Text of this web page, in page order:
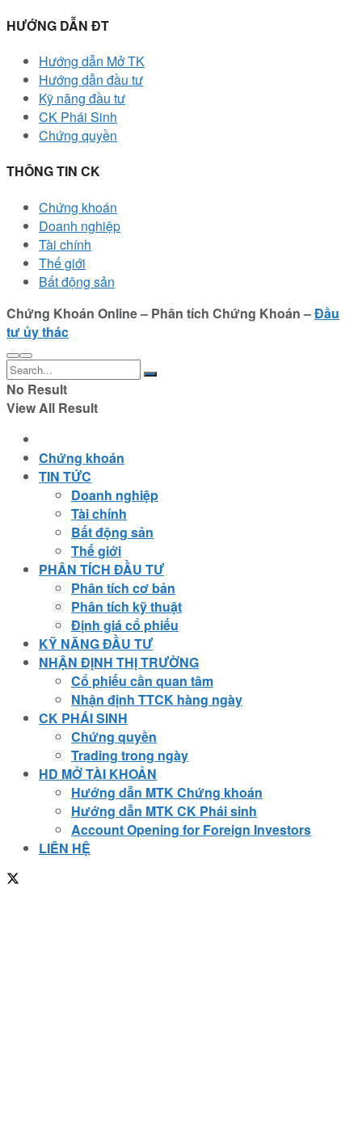
HƯỚNG DẪN ĐT
Hướng dẫn Mở TK
Hướng dẫn đầu tư
Kỹ năng đầu tư
CK Phái Sinh
Chứng quyền
THÔNG TIN CK
Chứng khoán
Doanh nghiệp
Tài chính
Thế giới
Bất động sản
Chứng Khoán Online – Phân tích Chứng Khoán –Đầu
tư ủy thác
No Result
View All Result
Chứng khoán
TIN TỨC
Doanh nghiệp
Tài chính
Bất động sản
Thế giới
PHÂN TÍCH ĐẦU TƯ
Phân tích cơ bản
Phân tích kỹ thuật
Định giá cổ phiếu
KỸ NĂNG ĐẦU TƯ
NHẬN ĐỊNH THỊ TRƯỜNG
Cổ phiếu cần quan tâm
Nhận định TTCK hàng ngày
CK PHÁI SINH
Chứng quyền
Trading trong ngày
HD MỞ TÀI KHOẢN
Hướng dẫn MTK Chứng khoán
Hướng dẫn MTK CK Phái sinh
Account Opening for Foreign Investors
LIÊN HỆ